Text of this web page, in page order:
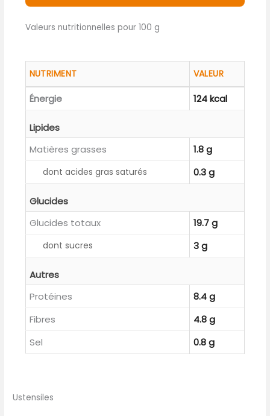
Valeurs nutritionnelles pour 100 g
NUTRIMENT VALEUR
Énergie 124 kcal
Lipides
Matières grasses
1.8 g
dont acides gras saturés 0.3 g
Glucides
Glucides totaux
19.7 g
dont sucres 3 g
Autres
Protéines
8.4 g
Fibres
4.8 g
Sel
0.8 g
Ustensiles